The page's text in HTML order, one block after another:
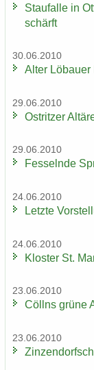
Stau­f­al­le in
schärft
30.06.2010
Alter Lö­bau­er
29.06.2010
Ost­rit­zer
29.06.2010
Fes­seln­de
24.06.2010
Letz­te
24.06.2010
Klos­ter St.
23.06.2010
Cöll­ns grüne
23.06.2010